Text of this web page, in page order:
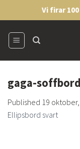
to
content
Vi firar 100
gaga-soffbord
Published 19
Ellipsbord svart